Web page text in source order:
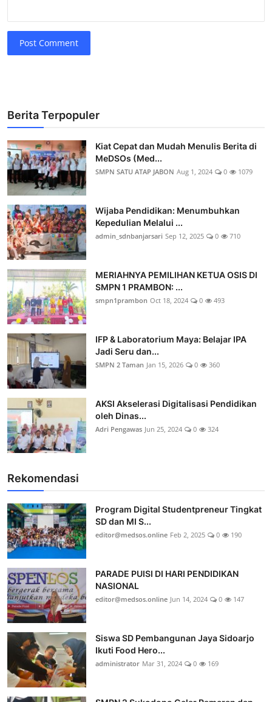
Post Comment
Berita Terpopuler
Kiat Cepat dan Mudah Menulis Berita di
MeDSOs (Med...
SMPN SATU ATAP JABON Aug 1, 2024 0 1079
Wijaba Pendidikan: Menumbuhkan
Kepedulian Melalui ...
admin_sdnbanjarsari Sep 12, 2025 0 710
MERIAHNYA PEMILIHAN KETUA OSIS DI
SMPN 1 PRAMBON: ...
smpn1prambon Oct 18, 2024 0 493
IFP & Laboratorium Maya: Belajar IPA
Jadi Seru dan...
SMPN 2 Taman Jan 15, 2026 0 360
AKSI Akselerasi Digitalisasi Pendidikan
oleh Dinas...
Adri Pengawas Jun 25, 2024 0 324
Rekomendasi
Program Digital Studentpreneur Tingkat
SD dan MI S...
editor@medsos.online Feb 2, 2025 0 190
PARADE PUISI DI HARI PENDIDIKAN
NASIONAL
editor@medsos.online Jun 14, 2024 0 147
Siswa SD Pembangunan Jaya Sidoarjo
Ikuti Food Hero...
administrator Mar 31, 2024 0 169